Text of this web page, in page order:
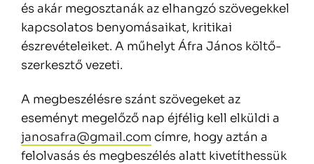
és akár megosztanák az elhangzó szövegekkel
kapcsolatos benyomásaikat, kritikai
észrevételeiket. A műhelyt Áfra János költő-
szerkesztő vezeti.
A megbeszélésre szánt szövegeket az
eseményt megelőző nap éjfélig kell elküldi a
janosafra@gmail.com címre, hogy aztán a
felolvasás és megbeszélés alatt kivetíthessük